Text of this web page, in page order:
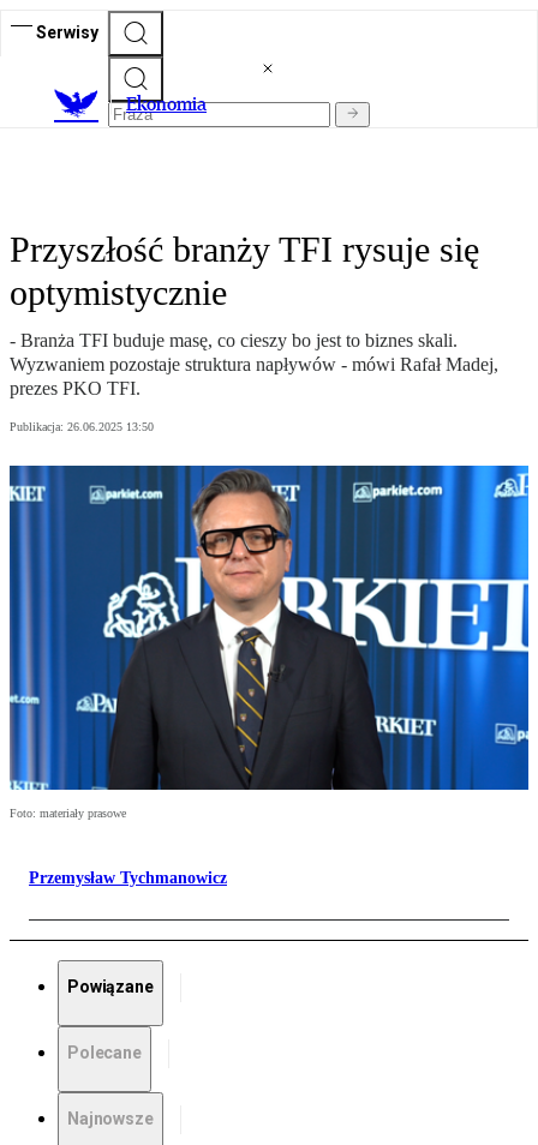
Serwisy
Ekonomia
Przyszłość branży TFI rysuje się
optymistycznie
- Branża TFI buduje masę, co cieszy bo jest to biznes skali.
Wyzwaniem pozostaje struktura napływów - mówi Rafał Madej,
prezes PKO TFI.
Publikacja: 26.06.2025 13:50
Foto: materiały prasowe
Przemysław Tychmanowicz
Powiązane
Polecane
Najnowsze